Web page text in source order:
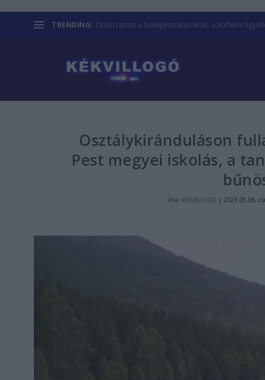
TRENDING: Óriási razzia a budapesti piacokon, a kofákra
Osztálykiránduláson
Pest megyei iskolás, a
Írta: KÉKVILLOGÓ | 2025.05.08.